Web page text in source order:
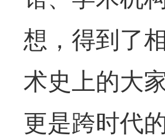
想，得到了
术史上的大
更是跨时代